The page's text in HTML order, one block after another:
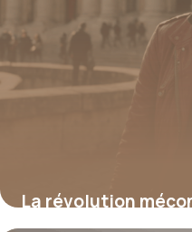
La révolution